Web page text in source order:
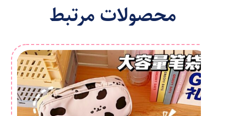
محصولات مرتبط